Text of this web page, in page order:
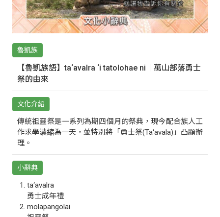
魯凱族
【魯凱族語】ta‘avalra ‘i tatolohae ni｜萬山部落勇士
祭的由來
文化介紹
傳統祖靈祭是一系列為期四個月的祭典，現今配合族人工
作求學濃縮為一天，並特別將「勇士祭(Ta‘avala)」凸顯辦
理。
小辭典
ta‘avalra
勇士成年禮
molapangolai